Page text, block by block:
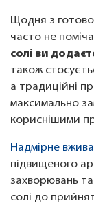
Щодня з
часто не
солі ви
також
а традиційні
максимально
кориснішими
Надмірне
підвищеного
захворювань
солі до